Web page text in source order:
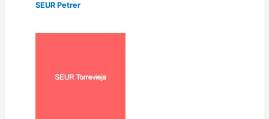
SEUR Petrer